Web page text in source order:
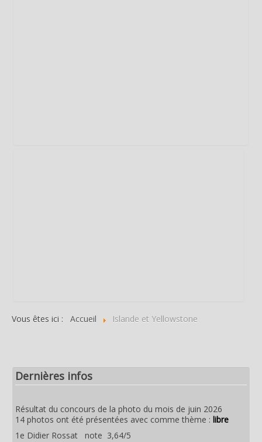
Vous êtes ici : Accueil Islande et Yellowstone
Dernières infos
Résultat du concours de la photo du mois de juin 2026
14 photos ont été présentées avec comme thème : libre
1e Didier Rossat note 3,64/5